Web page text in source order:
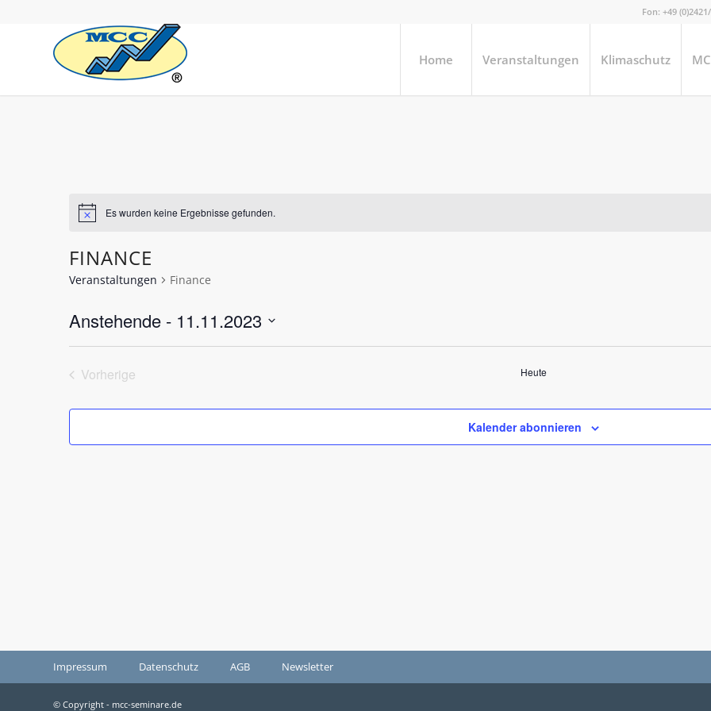
Fon: +49
Home Veranstaltungen Klimaschutz
Es wurden keine Ergebnisse gefunden.
FINANCE
Veranstaltungen Finance
Anstehende - 11.11.2023
Vorherige
Heute
Kalender abonnieren
Impressum Datenschutz AGB Newsletter
© Copyright - mcc-seminare.de